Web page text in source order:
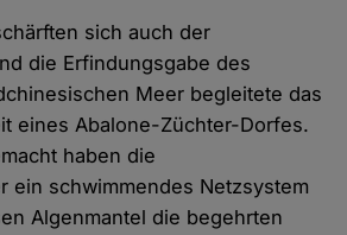
sich auch der
die Erfindungsgabe des
Meer begleitete das
eines Abalone-Züchter-Dorfes.
haben die
ein schwimmendes Netzsystem
Algenmantel die begehrten